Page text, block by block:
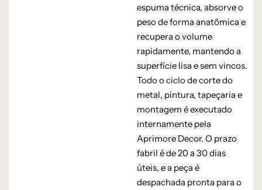
espuma técnica, absorve o
peso de forma anatômica e
recupera o volume
rapidamente, mantendo a
superfície lisa e sem vincos.
Todo o ciclo de corte do
metal, pintura, tapeçaria e
montagem é executado
internamente pela
Aprimore Decor. O prazo
fabril é de 20 a 30 dias
úteis, e a peça é
despachada pronta para o